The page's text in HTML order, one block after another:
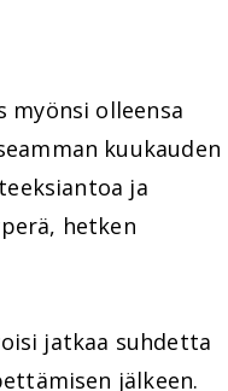
myönsi olleensa
kuukauden
ja
hetken
jatkaa suhdetta
jälkeen.